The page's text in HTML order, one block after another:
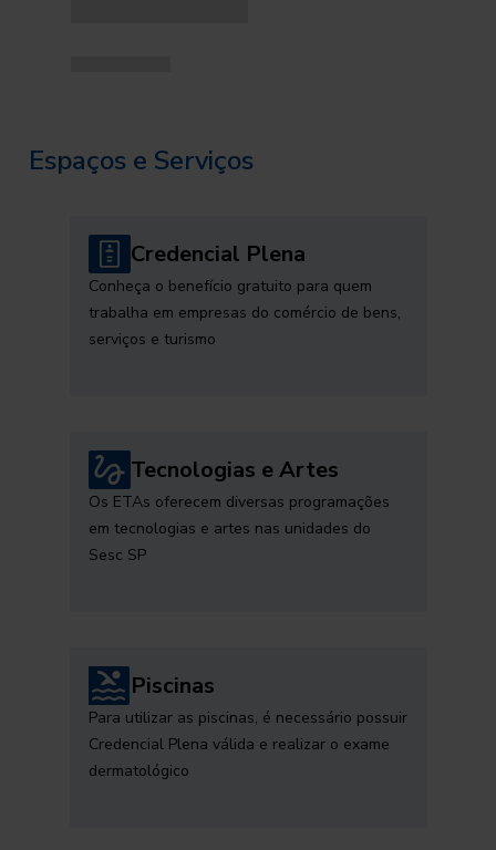
Espaços e Serviços
Credencial Plena
Conheça o benefício gratuito para quem
trabalha em empresas do comércio de bens,
serviços e turismo
Tecnologias e Artes
Os ETAs oferecem diversas programações
em tecnologias e artes nas unidades do
Sesc SP
Piscinas
Para utilizar as piscinas, é necessário possuir
Credencial Plena válida e realizar o exame
dermatológico